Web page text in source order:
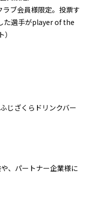
ブ会員様限定。投票す
た選手がplayer of the
じざくらドリンクバー
、パートナー企業様に